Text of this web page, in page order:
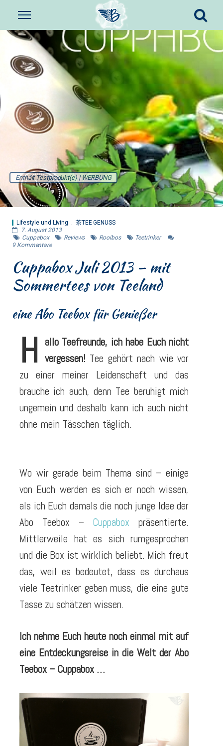
Lifestyle und Living
茶TEE GENUSS
7. August 2013
Enthält Testprodukt(e) | WERBUNG
Cuppabox Reviews Rooibos
Teetrinker
9 Kommentare
Cuppabox Juli 2013 – mit
Sommertees von Teeland
eine Abo Teebox für Genießer
H allo Teefreunde, ich habe Euch nicht
vergessen! Tee gehört nach wie vor
zu einer meiner Leidenschaft und das
brauche ich auch, denn Tee beruhigt mich
ungemein und deshalb kann ich auch nicht
ohne mein Tässchen täglich.
Wo wir gerade beim Thema sind – einige
von Euch werden es sich er noch wissen,
als ich Euch damals die noch junge Idee der
Abo Teebox – Cuppabox präsentierte.
Mittlerweile hat es sich rumgesprochen
und die Box ist wirklich beliebt. Mich freut
das, weil es bedeutet, dass es durchaus
viele Teetrinker geben muss, die eine gute
Tasse zu schätzen wissen.
Ich nehme Euch heute noch einmal mit auf
eine Entdeckungsreise in die Welt der Abo
Teebox – Cuppabox …